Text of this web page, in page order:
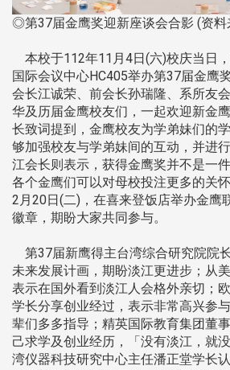
◎第37届金鹰奖迎新座谈会合影 (资
本校于112年11月4日(六)校庆当日
国际会议中心HC405举办第37届金鹰
会长江诚荣、前会长孙瑞隆、系所友
华及历届金鹰校友们，一起欢迎新金
长致词提到，金鹰校友为学弟妹们的
够加强校友与学弟妹间的互动，并进
江会长则表示，获得金鹰奖并不是一
各个金鹰们可以对母校投注更多的关
2月20日(二)，在喜来登饭店举办金鹰
徽章，期盼大家共同参与。
第37届新鹰得主台湾综合研究院院
未来发展计画，期盼淡江更进步；从
表示在国外看到淡江人会格外亲切；
学长分享创业经过，表示非常高兴参
辈们多多指导；精英国际教育集团董
己求学及创业经历，「没有淡江，就
湾仪器科技研究中心主任潘正堂学长